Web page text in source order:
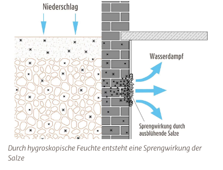
kondensationsbedingte Feuchtigkeit an
Wasserschädentreten meist unerwartet auf,
erfordern jedoch ein schnelles Handeln, um
langfristige Feuchtigkeitsschäden am Haus
rechtzeitig zu verhindern. Auslöser für einen
solchen Wasserschaden können sowohl
Rohrbrüche als auch defekte Haushaltsgeräte
wie z.B. eine übergelaufene Waschmaschine
im darüber liegenden Stockwerk sein.